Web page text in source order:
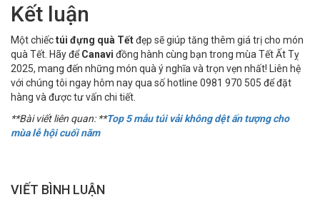
Kết luận
Một chiếctúi đựng quà Tếtđẹp sẽ giúp tăng thêm giá trị cho món
quà Tết. Hãy đểCanavi đồng hành cùng bạn trong mùa Tết Ất Tỵ
2025, mang đến những món quà ý nghĩa và trọn vẹn nhất! Liên hệ
với chúng tôi ngay hôm nay qua số hotline 0981 970 505 để đặt
hàng và được tư vấn chi tiết.
**Bài viết liên quan: **Top 5 mẫu túi vải không dệt ấn tượng cho
mùa lễ hội cuối năm
VIẾT BÌNH LUẬN